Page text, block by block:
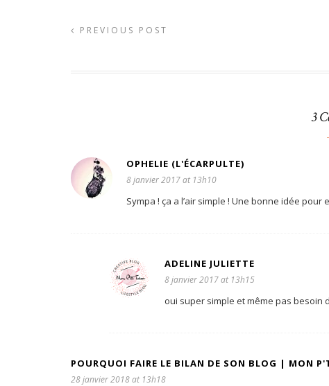
PREVIOUS POST
3
OPHELIE (L'ÉCARPULTE)
8 janvier 2017 at 13h10
Sympa ! ça a l’air simple ! Une bonne idée
ADELINE JULIETTE
8 janvier 2017 at 13h15
oui super simple et même pas besoin
POURQUOI FAIRE LE BILAN DE SON BLOG | MON
28 janvier 2018 at 13h18